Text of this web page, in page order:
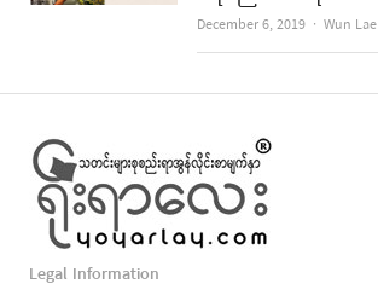
December 6, 2019 Author
Wun Lae
Legal Information